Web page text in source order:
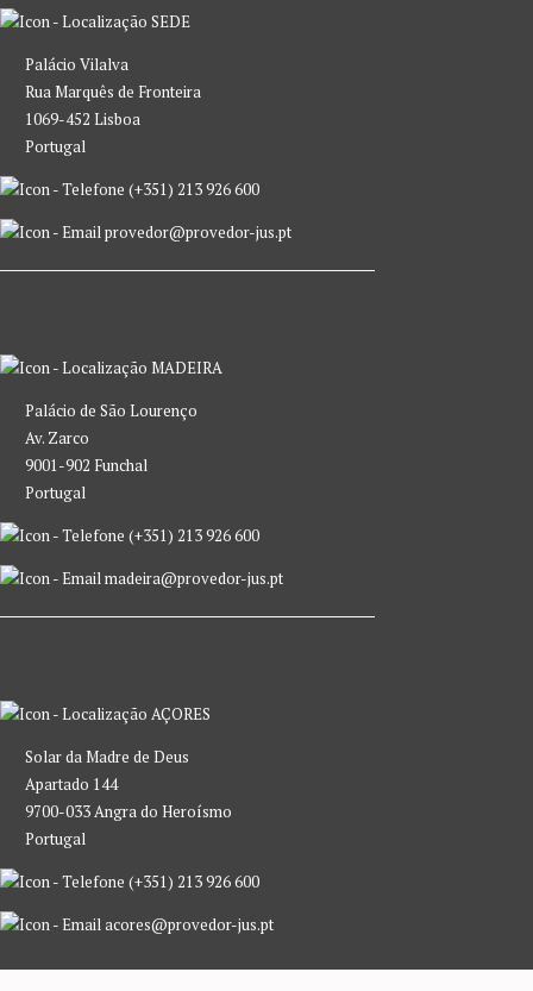
SEDE
Palácio Vilalva
Rua Marquês de Fronteira
1069-452 Lisboa
Portugal
(+351) 213 926 600
provedor@provedor-jus.pt
MADEIRA
Palácio de São Lourenço
Av. Zarco
9001-902 Funchal
Portugal
(+351) 213 926 600
madeira@provedor-jus.pt
AÇORES
Solar da Madre de Deus
Apartado 144
9700-033 Angra do Heroísmo
Portugal
(+351) 213 926 600
acores@provedor-jus.pt